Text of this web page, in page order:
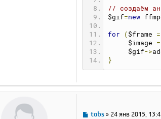
// создаём
$gif=new
for ( $frame =
     $image
=
     $gif
->
}
Сtobs » 24 янв 2015,